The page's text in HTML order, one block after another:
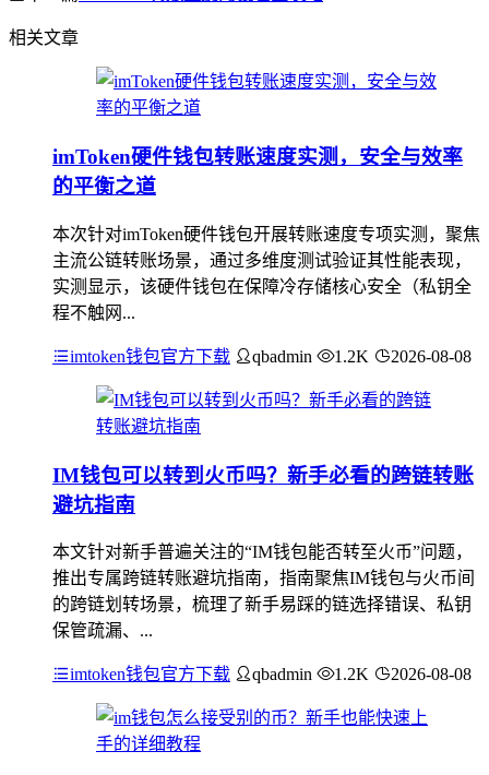
相关文章
imToken硬件钱包转账速度实测，安全与效率
的平衡之道
本次针对imToken硬件钱包开展转账速度专项实测，聚焦
主流公链转账场景，通过多维度测试验证其性能表现，
实测显示，该硬件钱包在保障冷存储核心安全（私钥全
程不触网...
imtoken钱包官方下载 qbadmin 1.2K 2026-08-08
IM钱包可以转到火币吗？新手必看的跨链转账
避坑指南
本文针对新手普遍关注的“IM钱包能否转至火币”问题，
推出专属跨链转账避坑指南，指南聚焦IM钱包与火币间
的跨链划转场景，梳理了新手易踩的链选择错误、私钥
保管疏漏、...
imtoken钱包官方下载 qbadmin 1.2K 2026-08-08